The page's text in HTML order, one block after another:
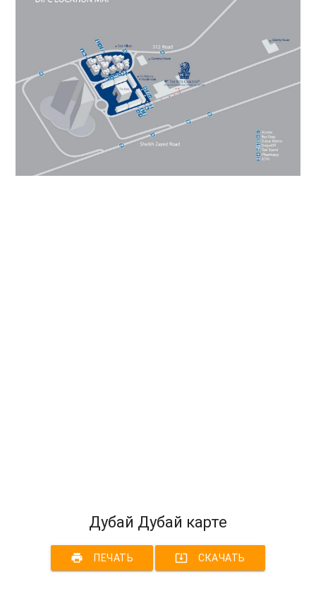
Дубай Дубай карте
print ПЕЧАТЬ system_update_alt СКАЧАТЬ